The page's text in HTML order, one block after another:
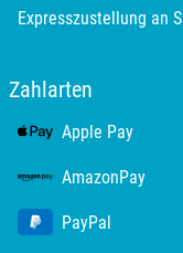
Expresszustellung an
Zahlarten
Apple Pay
AmazonPay
PayPal
Sulz am Neckar
Tegernsee